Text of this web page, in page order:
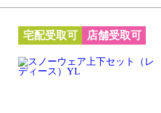
宅配受取可 店舗受取可